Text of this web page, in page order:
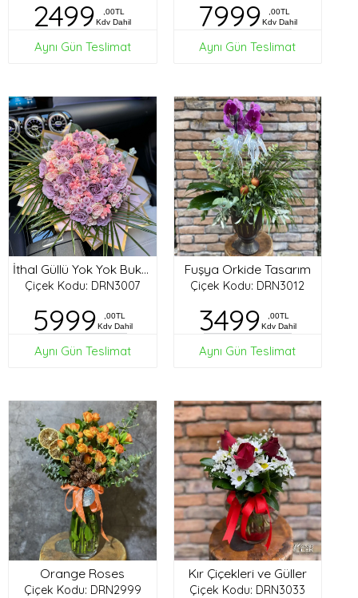
2499
,00TL
Kdv Dahil
Aynı Gün Teslimat
7999
,00TL
Kdv Dahil
Aynı Gün Teslimat
İthal Güllü Yok Yok Buket
Çiçek Kodu: DRN3007
5999
,00TL
Kdv Dahil
Aynı Gün Teslimat
Fuşya Orkide Tasarım
Çiçek Kodu: DRN3012
3499
,00TL
Kdv Dahil
Aynı Gün Teslimat
Orange Roses
Çiçek Kodu: DRN2999
Kır Çiçekleri ve Güller
Çiçek Kodu: DRN3033